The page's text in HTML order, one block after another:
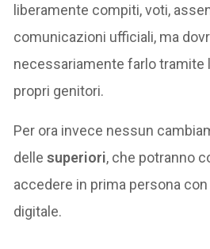
liberamente compiti, voti,
comunicazioni ufficiali, ma
necessariamente farlo tramite
propri genitori.
Per ora invece nessun
dellesuperiori, che potranno
accedere in prima persona
digitale.